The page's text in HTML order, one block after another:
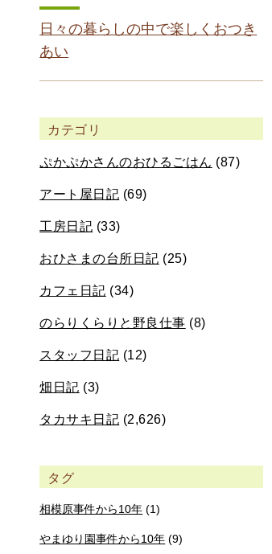
日々の暮らしの中で楽しくおつき
あい
カテゴリ
ぷかぷかさんのおひるごはん (87)
アート屋日記 (69)
工房日記 (33)
おひさまの台所日記 (25)
カフェ日記 (34)
のらりくらりと野良仕事 (8)
スタッフ日記 (12)
畑日記 (3)
タカサキ日記 (2,626)
タグ
相模原事件から10年 (1)
やまゆり園事件から10年 (9)